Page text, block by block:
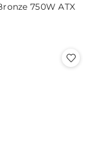
750W ATX